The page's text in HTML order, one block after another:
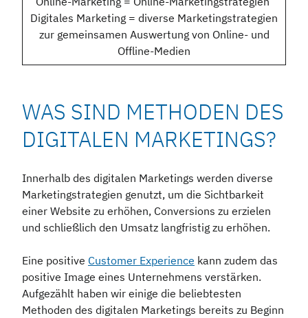
Digitales Marketing = diverse Marketingstrategien
zur gemeinsamen Auswertung von Online- und
Offline-Medien
WAS SIND METHODEN DES
DIGITALEN MARKETINGS?
Innerhalb des digitalen Marketings werden diverse
Marketingstrategien genutzt, um die Sichtbarkeit
einer Website zu erhöhen, Conversions zu erzielen
und schließlich den Umsatz langfristig zu erhöhen.
Eine positive Customer Experience kann zudem das
positive Image eines Unternehmens verstärken.
Aufgezählt haben wir einige die beliebtesten
Methoden des digitalen Marketings bereits zu Beginn